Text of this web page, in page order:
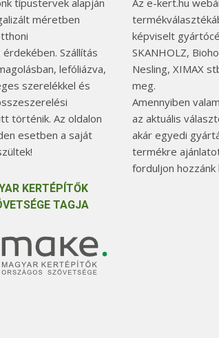
típustervek alapján
méretben
Szállítás
lefóliázva,
szerelékkel és
történik. Az oldalon
esetben a saját
KERTÉPÍTŐK
TAGJA
Az e-kert.hu
képviselt
SKANHOLZ,
Nesling, XIMAX
meg.
Amennyiben
az aktuális
akár egyedi
termékre
forduljon hozzánk